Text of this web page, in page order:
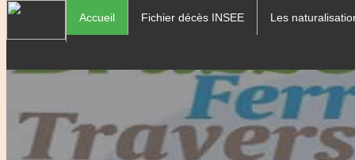
Accueil Fichier décès INSEE Les